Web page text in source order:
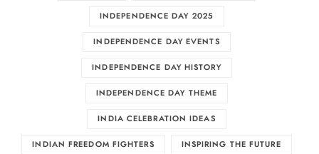
INDEPENDENCE DAY 2025
INDEPENDENCE DAY EVENTS
INDEPENDENCE DAY HISTORY
INDEPENDENCE DAY THEME
INDIA CELEBRATION IDEAS
INDIAN FREEDOM FIGHTERS INSPIRING THE FUTURE